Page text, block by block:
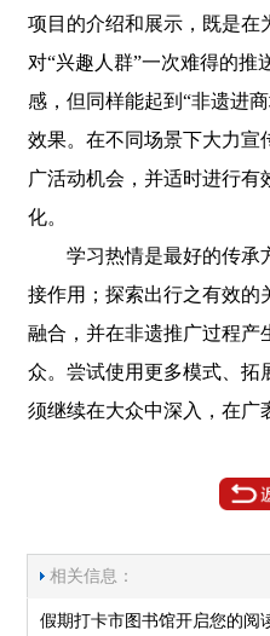
项目的介绍和展示，既是在
对“兴趣人群”一次难得的推
感，但同样能起到“非遗进
效果。在不同场景下大力宣
广活动机会，并适时进行有
化。
学习热情是最好的传承
接作用；探索出行之有效的
融合，并在非遗推广过程产
众。尝试使用更多模式、拓
须继续在大众中深入，在广
相关信息：
假期打卡市图书馆开启您的阅